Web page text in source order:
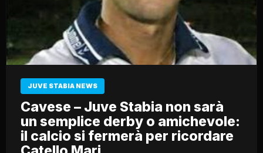
JUVE STABIA NEWS
Cavese – Juve Stabia non sarà
un semplice derby o amichevole:
il calcio si fermerà per ricordare